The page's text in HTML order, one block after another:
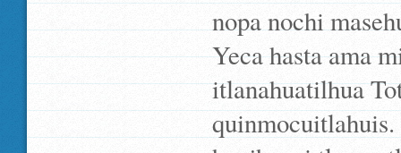
nopa nochi
Yeca hasta ama
itlanahuatilhua
quinmocuitlahuis.